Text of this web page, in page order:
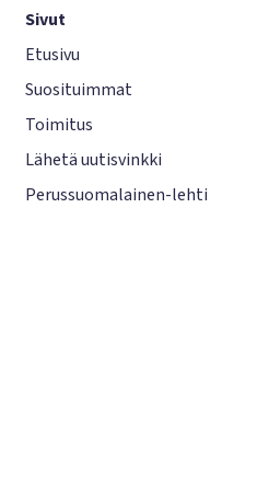
Sivut
Etusivu
Suosituimmat
Toimitus
Lähetä uutisvinkki
Perussuomalainen-lehti